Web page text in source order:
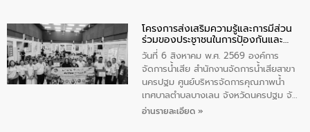
ประชาชน ตัวแทนจากโรงแรมต่างๆ ในเขต
เทศบาลตำบลราไวย์ ศูนย์บริหารจัดการ
คุณภาพน้ำเทศบาลตำบลราไวย์ นำโดยนาย
น้อย แก้วเศษ ผู้จัดการสำนักงานจัดการน้ำ
เสียสาขาภูเก็ต พร้อมด้วยเจ้าหน้าที่ จำนวน
5 คน ร่วมทำกิจกรรม ทำความสะอาด
ชายหาดและแหล่งท่องเที่ยว ณ บริเวณ
โครงการส่งเสริมความรู้และการมีส่วน
ร่วมของประชาชนในการป้องกันและ
แก้ไขปัญหาน้ำเสียอย่างยั่งยืน
วันที่ 6 สิงหาคม พ.ศ. 2569 องค์การ
จัดการน้ำเสีย สำนักงานจัดการน้ำเสียสาขา
นครปฐม ศูนย์บริหารจัดการคุณภาพน้ำ
เทศบาลตำบลบางเลน จังหวัดนครปฐม จัด
กิจกรรมภายใต้โครงการส่งเสริมความรู้และ
อ่านรายละเอียด »